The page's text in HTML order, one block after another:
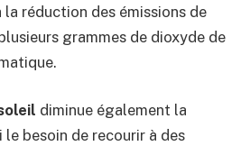
la réduction des émissions de
grammes de dioxyde de
diminue également la
besoin de recourir à des